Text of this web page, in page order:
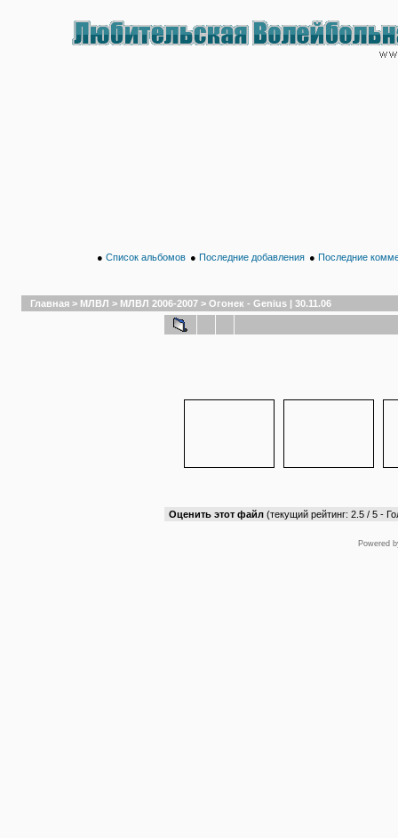
● Список альбомов ● Последние добавления ● Последние
Главная > МЛВЛ > МЛВЛ 2006-2007 > Огонек - Genius | 30.11.06
Оценить этот файл (текущий рейтинг: 2.5 / 5 -
Powered